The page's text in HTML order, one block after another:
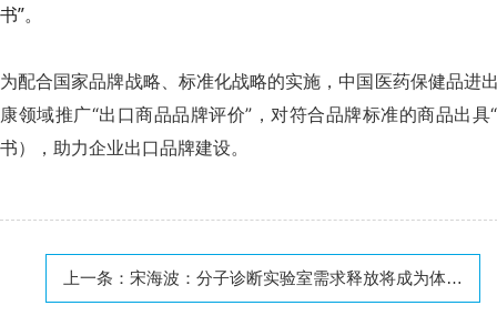
书”。
为配合国家品牌战略、标准化战略的实施，中国医药保健品
康领域推广“出口商品品牌评价”，对符合品牌标准的商品出
书），助力企业出口品牌建设。
上一条： 宋海波：分子诊断实验室需求释放将成为体外诊断又一重量增长级！